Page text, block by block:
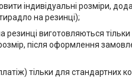
індивідуальні розміри,
на резинці);
резинці виготовляються
після оформлення
тільки для стандартних